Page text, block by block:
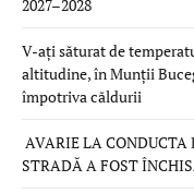
2027–2028
V-ați săturat de
altitudine, în Munții
împotriva căldurii
AVARIE LA
STRADĂ A FOST